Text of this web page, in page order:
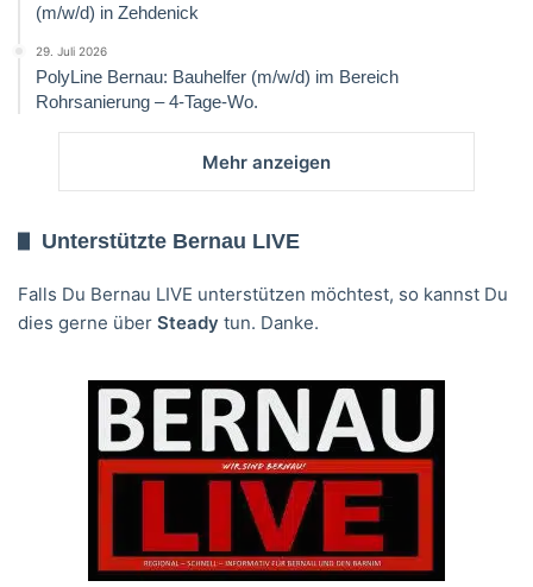
(m/w/d) in Zehdenick
29. Juli 2026
PolyLine Bernau: Bauhelfer (m/w/d) im Bereich
Rohrsanierung – 4-Tage-Wo.
Mehr anzeigen
Unterstützte Bernau LIVE
Falls Du Bernau LIVE unterstützen möchtest, so kannst Du
dies gerne über Steady tun. Danke.